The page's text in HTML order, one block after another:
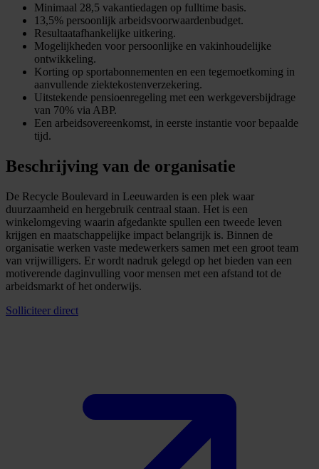
Minimaal 28,5 vakantiedagen op fulltime basis.
13,5% persoonlijk arbeidsvoorwaardenbudget.
Resultaatafhankelijke uitkering.
Mogelijkheden voor persoonlijke en vakinhoudelijke
ontwikkeling.
Korting op sportabonnementen en een tegemoetkoming in
aanvullende ziektekostenverzekering.
Uitstekende pensioenregeling met een werkgeversbijdrage
van 70% via ABP.
Een arbeidsovereenkomst, in eerste instantie voor bepaalde
tijd.
Beschrijving van de organisatie
De Recycle Boulevard in Leeuwarden is een plek waar
duurzaamheid en hergebruik centraal staan. Het is een
winkelomgeving waarin afgedankte spullen een tweede leven
krijgen en maatschappelijke impact belangrijk is. Binnen de
organisatie werken vaste medewerkers samen met een groot team
van vrijwilligers. Er wordt nadruk gelegd op het bieden van een
motiverende daginvulling voor mensen met een afstand tot de
arbeidsmarkt of het onderwijs.
Solliciteer direct